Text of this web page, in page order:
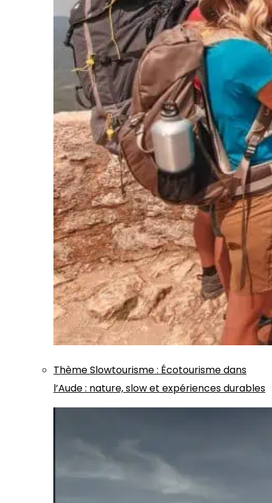
ThèmeSlowtourisme: Écotourisme dans
l’Aude : nature, slow et expériences durables